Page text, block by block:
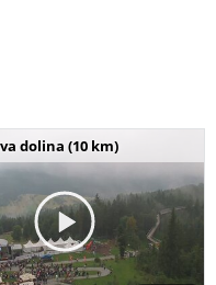
dolina (10 km)